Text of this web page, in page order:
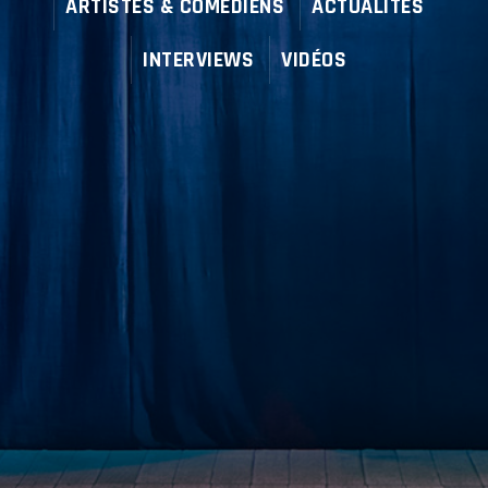
ARTISTES & COMÉDIENS ACTUALITÉS
INTERVIEWS VIDÉOS